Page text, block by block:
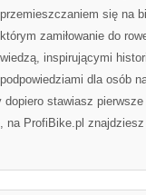
przemieszczaniem się na
którym zamiłowanie do
wiedzą, inspirującymi
podpowiedziami dla osób
stawiasz
na ProfiBike.pl